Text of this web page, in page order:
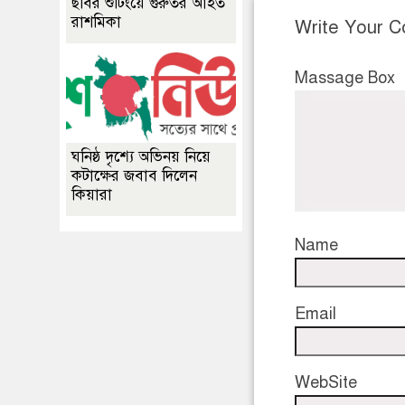
Write Your
Massage Box
Name
Email
WebSite
রাশমিকা
ঘনিষ্ঠ দৃশ্যে অভিনয় নিয়ে
কটাক্ষের জবাব দিলেন
কিয়ারা